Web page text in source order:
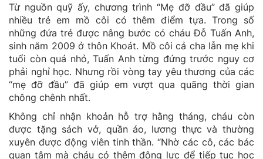
Từ nguồn quỹ ấy, chương trình “Mẹ đỡ đầu” đã giúp
nhiều trẻ em mồ côi có thêm điểm tựa. Trong số
những đứa trẻ được nâng bước có cháu Đỗ Tuấn Anh,
sinh năm 2009 ở thôn Khoát. Mồ côi cả cha lẫn mẹ khi
tuổi còn quá nhỏ, Tuấn Anh từng đứng trước nguy cơ
phải nghỉ học. Nhưng rồi vòng tay yêu thương của các
“mẹ đỡ đầu” đã giúp em vượt qua quãng thời gian
chông chênh nhất.
Không chỉ nhận khoản hỗ trợ hằng tháng, cháu còn
được tặng sách vở, quần áo, lương thực và thường
xuyên được động viên tinh thần. “Nhờ các cô, các bác
quan tâm mà cháu có thêm động lực để tiếp tục học